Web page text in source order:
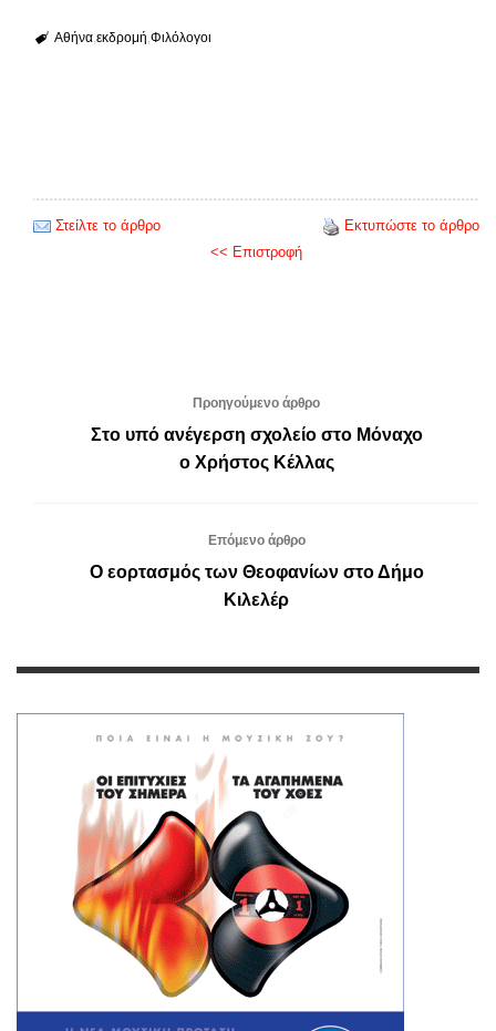
Αθήνα εκδρομή Φιλόλογοι
Στείλτε το άρθρο
Εκτυπώστε το άρθρο
<< Επιστροφή
Προηγούμενο άρθρο
Στο υπό ανέγερση σχολείο στο Μόναχο
ο Χρήστος Κέλλας
Επόμενο άρθρο
Ο εορτασμός των Θεοφανίων στο Δήμο
Κιλελέρ